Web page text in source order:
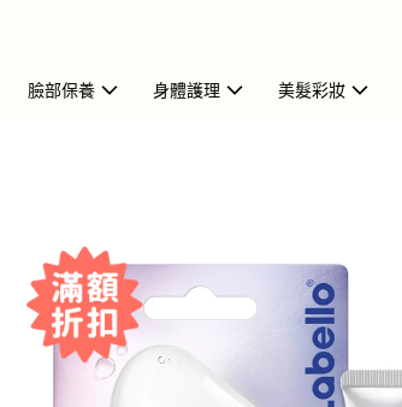
臉部保養 身體護理 美髮彩妝